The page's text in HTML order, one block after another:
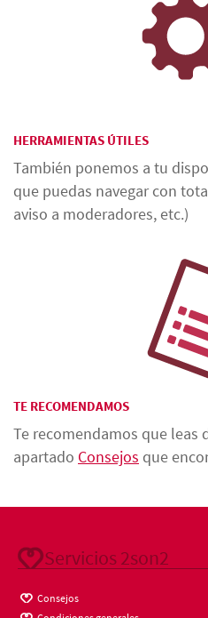
HERRAMIENTAS ÚTILES
También ponemos a tu
que puedas navegar con
aviso a moderadores, etc.)
TE RECOMENDAMOS
Te recomendamos que leas
apartado Consejos que
Servicios 2son2
Consejos